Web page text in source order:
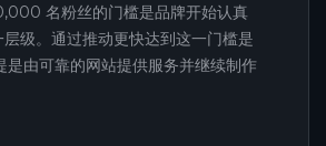
名粉丝的门槛是品牌开始认真
级。通过推动更快达到这一门槛是
是由可靠的网站提供服务并继续制作